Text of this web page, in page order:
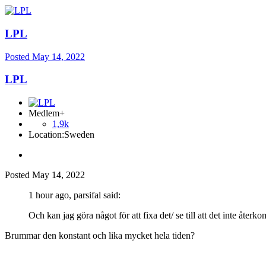
LPL
Posted May 14, 2022
LPL
Medlem+
1,9k
Location:Sweden
Posted May 14, 2022
1 hour ago, parsifal said:
Och kan jag göra något för att fixa det/ se till att det inte
Brummar den konstant och lika mycket hela tiden?